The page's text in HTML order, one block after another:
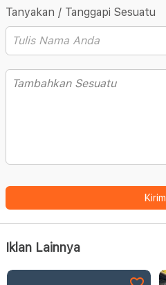
Tanyakan / Tanggapi Sesuatu
Kirim
Iklan Lainnya